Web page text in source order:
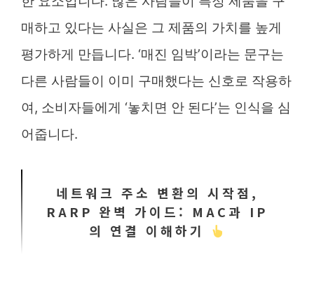
매하고 있다는 사실은 그 제품의 가치를 높게
평가하게 만듭니다. ‘매진 임박’이라는 문구는
다른 사람들이 이미 구매했다는 신호로 작용하
여, 소비자들에게 ‘놓치면 안 된다’는 인식을 심
어줍니다.
네트워크 주소 변환의 시작점,
RARP 완벽 가이드: MAC과 IP
의 연결 이해하기